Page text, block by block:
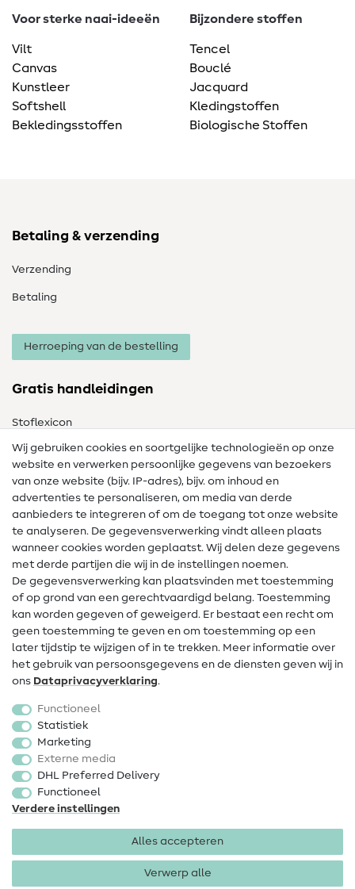
Voor sterke naai-ideeën
Vilt
Canvas
Kunstleer
Softshell
Bekledingsstoffen
Bijzondere stoffen
Tencel
Bouclé
Jacquard
Kledingstoffen
Biologische Stoffen
Betaling & verzending
Verzending
Betaling
Herroeping van de bestelling
Gratis handleidingen
Stoflexicon
Naailexicon
Gratis Naaipatronen
Hulp & contact
Contact
Wijziging van eigenaar
FAQ
Herroepingsrecht
Populair
Fournituren
Sale
Wij gebruiken cookies en soortgelijke technologieën op onze
website en verwerken persoonlijke gegevens van bezoekers
van onze website (bijv. IP-adres), bijv. om inhoud en
advertenties te personaliseren, om media van derde
aanbieders te integreren of om de toegang tot onze website
te analyseren. De gegevensverwerking vindt alleen plaats
wanneer cookies worden geplaatst. Wij delen deze gegevens
met derde partijen die wij in de instellingen noemen.
De gegevensverwerking kan plaatsvinden met toestemming
of op grond van een gerechtvaardigd belang. Toestemming
kan worden gegeven of geweigerd. Er bestaat een recht om
geen toestemming te geven en om toestemming op een
later tijdstip te wijzigen of in te trekken. Meer informatie over
het gebruik van persoonsgegevens en de diensten geven wij in
ons Data­privacy­verklaring.
Functioneel
Statistiek
Marketing
Externe media
DHL Preferred Delivery
Functioneel
Verdere instellingen
Alles accepteren
Verwerp alle
Colofon Privacy
Algemene voorwaarden